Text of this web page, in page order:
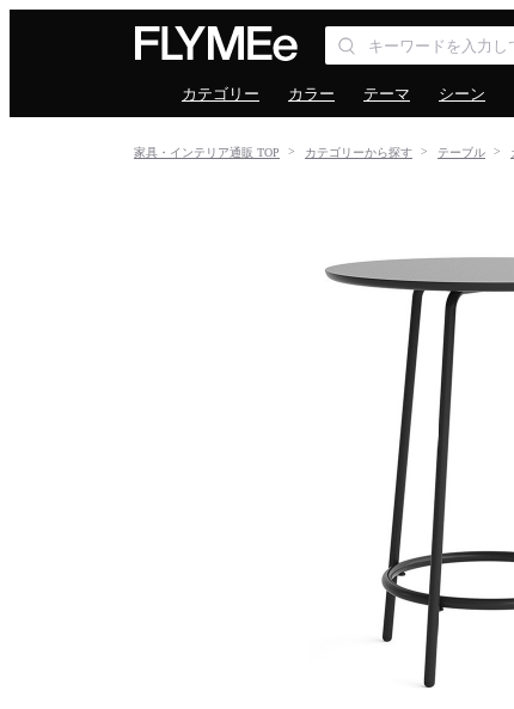
カテゴリー カラー テーマ シーン
家具・インテリア通販 TOP カテゴリーから探す テーブル